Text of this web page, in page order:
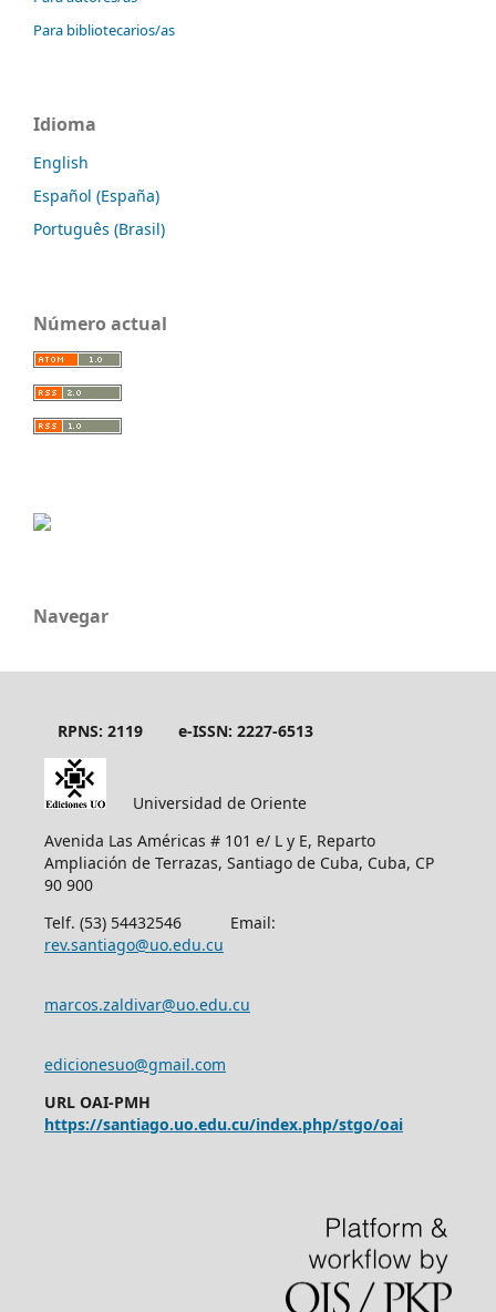
Para bibliotecarios/as
Idioma
English
Español (España)
Português (Brasil)
Número actual
Navegar
RPNS: 2119 e-ISSN: 2227-6513
Universidad de Oriente
Avenida Las Américas # 101 e/ L y E, Reparto
Ampliación de Terrazas, Santiago de Cuba, Cuba, CP
90 900
Telf. (53) 54432546 Email:
rev.santiago@uo.edu.cu
marcos.zaldivar@uo.edu.cu
edicionesuo@gmail.com
URL OAI-PMH
https://santiago.uo.edu.cu/index.php/stgo/oai